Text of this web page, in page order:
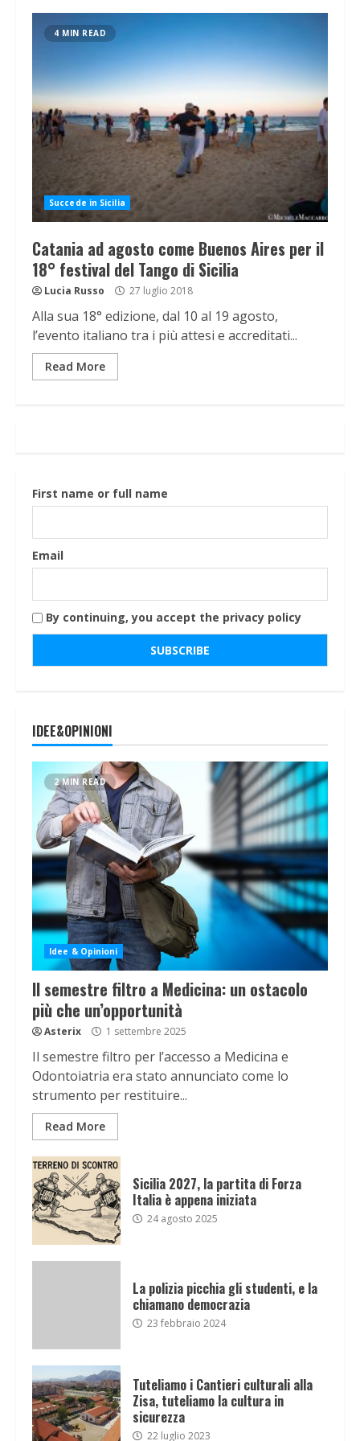
4 MIN READ
Succede in Sicilia
Catania ad agosto come Buenos Aires per il
18° festival del Tango di Sicilia
Lucia Russo 27 luglio 2018
Alla sua 18° edizione, dal 10 al 19 agosto,
l’evento italiano tra i più attesi e accreditati...
Read More
First name or full name
Email
By continuing, you accept the privacy policy
IDEE&OPINIONI
2 MIN READ
Idee & Opinioni
Il semestre filtro a Medicina: un ostacolo
più che un’opportunità
Asterix 1 settembre 2025
Il semestre filtro per l’accesso a Medicina e
Odontoiatria era stato annunciato come lo
strumento per restituire...
Read More
Sicilia 2027, la partita di Forza
Italia è appena iniziata
24 agosto 2025
La polizia picchia gli studenti, e la
chiamano democrazia
23 febbraio 2024
Tuteliamo i Cantieri culturali alla
Zisa, tuteliamo la cultura in
sicurezza
22 luglio 2023